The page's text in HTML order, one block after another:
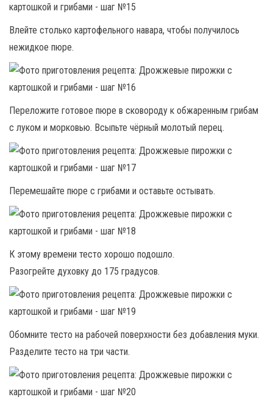
Влейте столько картофельного навара, чтобы получилось
нежидкое пюре.
Переложите готовое пюре в сковороду к обжаренным грибам
с луком и морковью. Всыпьте чёрный молотый перец.
Перемешайте пюре с грибами и оставьте остывать.
К этому времени тесто хорошо подошло.
Разогрейте духовку до 175 градусов.
Обомните тесто на рабочей поверхности без добавления муки.
Разделите тесто на три части.